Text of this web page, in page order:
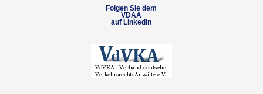
Folgen Sie dem
VDAA
auf LinkedIn